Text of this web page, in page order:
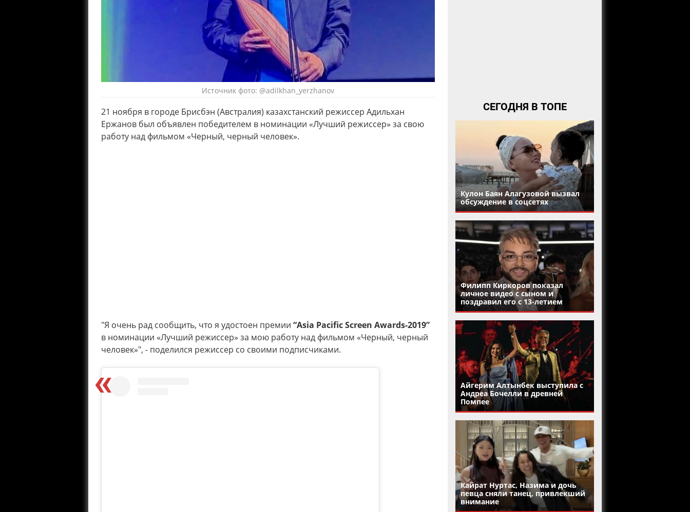
Источник фото: @adilkhan_yerzhanov
21 ноября в городе Брисбэн (Австралия) казахстанский режиссер Адильхан
Ержанов был объявлен победителем в номинации «Лучший режиссер» за свою
работу над фильмом «Черный, черный человек».
"Я очень рад сообщить, что я удостоен премии “Asia Pacific Screen Awards-2019”
в номинации «Лучший режиссер» за мою работу над фильмом «Черный, черный
человек»", - поделился режиссер со своими подписчиками.
СЕГОДНЯ В ТОПЕ
Кулон Баян Алагузовой вызвал
обсуждение в соцсетях
Филипп Киркоров показал
личное видео с сыном и
поздравил его с 13-летием
Айгерим Алтынбек выступила с
Андреа Бочелли в древней
Помпее
Кайрат Нуртас, Назима и дочь
певца сняли танец, привлекший
внимание